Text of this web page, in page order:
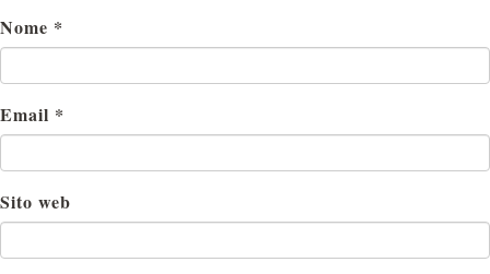
Nome *
Email *
Sito web